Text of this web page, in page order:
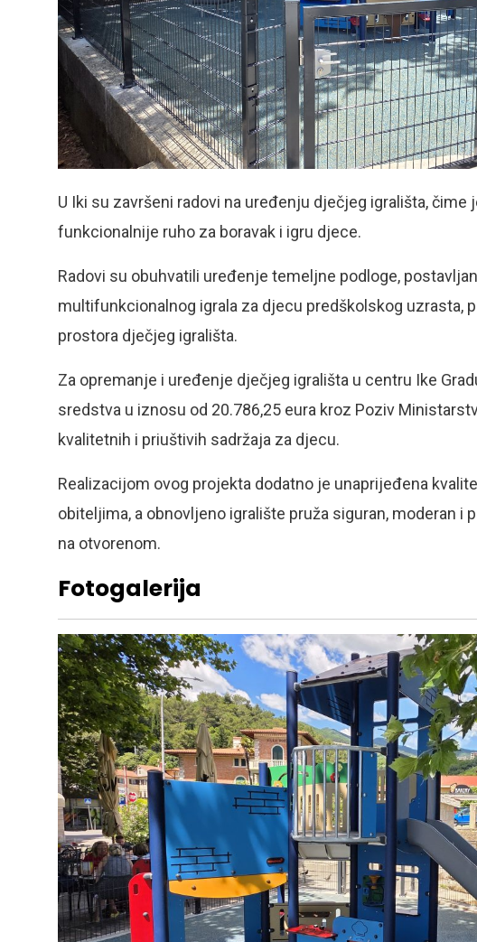
U Iki su završeni radovi na uređenju dječjeg igrališta,
funkcionalnije ruho za boravak i igru djece.
Radovi su obuhvatili uređenje temeljne podloge,
multifunkcionalnog igrala za djecu predškolskog uzrasta,
prostora dječjeg igrališta.
Za opremanje i uređenje dječjeg igrališta u centru Ike
sredstva u iznosu od 20.786,25 eura kroz Poziv
kvalitetnih i priuštivih sadržaja za djecu.
Realizacijom ovog projekta dodatno je unaprijeđena
obiteljima, a obnovljeno igralište pruža siguran, moderan i
na otvorenom.
Fotogalerija